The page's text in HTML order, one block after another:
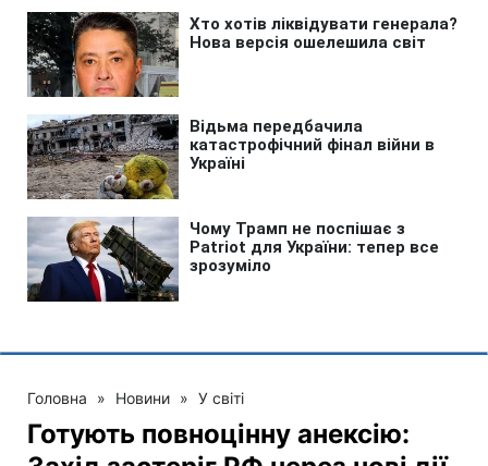
Головна » Новини » У світі
Готують повноцінну анексію: